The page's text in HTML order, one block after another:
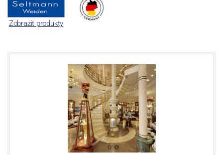
Zobrazit produkty